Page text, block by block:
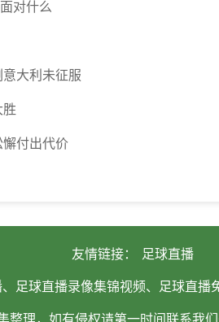
对什么
大利未征服
胜
付出代价
友情链接： 足球直播
足球直播录像集锦视频、足球直
整理，如有侵权请第一时间联系我们